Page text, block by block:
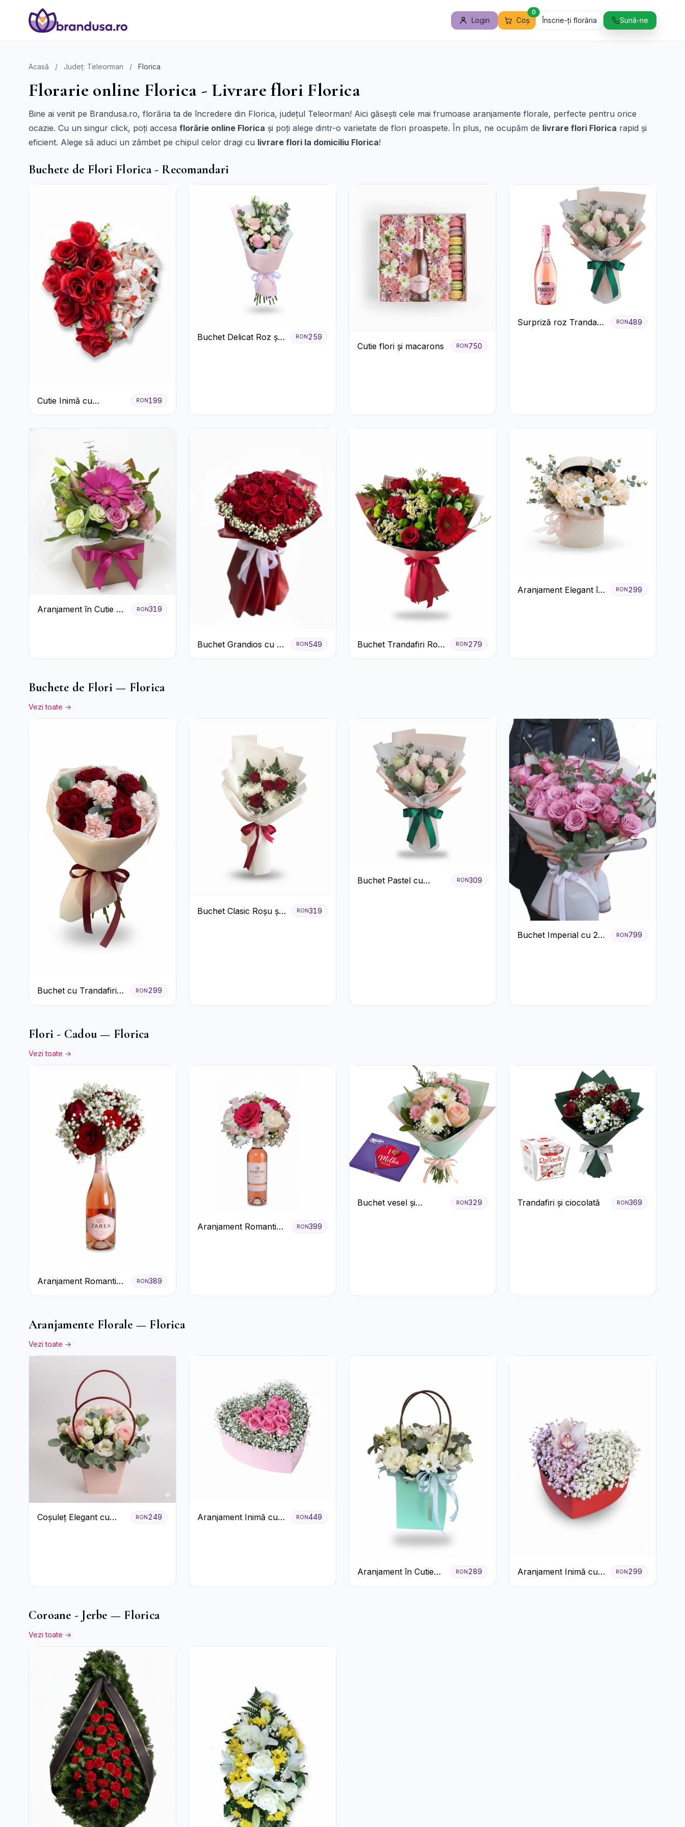
Login Coș
0
Înscrie-ți florăria Sună-ne
Acasă / Județ: Teleorman / Florica
Florarie online Florica - Livrare flori Florica
Bine ai venit pe Brandusa.ro, florăria ta de încredere din Florica, județul Teleorman! Aici găsești cele mai frumoase aranjamente florale, perfecte pentru orice
ocazie. Cu un singur click, poți accesa florărie online Florica și poți alege dintr-o varietate de flori proaspete. În plus, ne ocupăm de livrare flori Florica rapid și
eficient. Alege să aduci un zâmbet pe chipul celor dragi cu livrare flori la domiciliu Florica!
Buchete de Flori Florica - Recomandari
Cutie Inimă cu
Trandafiri Roșii și
RON199
Buchet Delicat Roz și
RON 259
Cutie flori și macarons RON750
Surpriză roz Trandafiri
RON489
Aranjament în Cutie cu
RON319
Buchet Grandios cu 25
de Trandafiri Roșii
RON 549
Buchet Trandafiri Roșii
Gerbera și Verdeață
RON 279
Aranjament Elegant în
RON299
Buchete de Flori — Florica
Vezi toate →
Buchet cu Trandafiri
Roșii și Garoafe Roz
RON299
Buchet Clasic Roșu și
RON319
Buchet Pastel cu
RON309
Buchet Imperial cu 25
RON799
Flori - Cadou — Florica
Vezi toate →
Aranjament Romantic
cu Trandafiri Roșii și
RON389
Aranjament Romantic
RON399
Buchet vesel și
RON329 Trandafiri și ciocolată RON369
Aranjamente Florale — Florica
Vezi toate →
Coșuleț Elegant cu
RON249
Aranjament Inimă cu
RON449
Aranjament în Cutie
Verde Mentă cu
RON289
Aranjament Inimă cu
Orhidee și Floarea
RON299
Coroane - Jerbe — Florica
Vezi toate →